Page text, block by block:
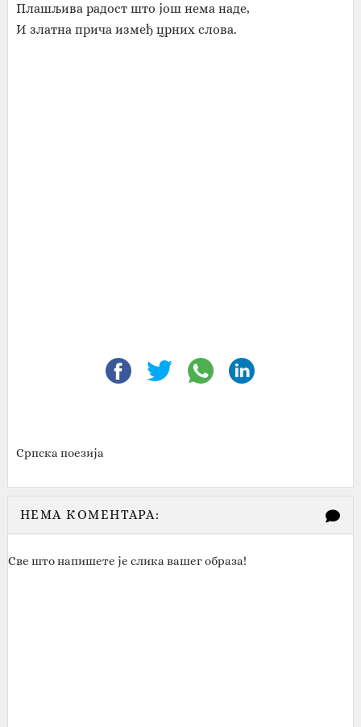
Плашљива радост што још нема наде,
И златна прича измеђ црних слова.
Српска поезија
НЕМА КОМЕНТАРА:
Све што напишете је слика вашег образа!